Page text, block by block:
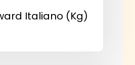
Italiano (kg)